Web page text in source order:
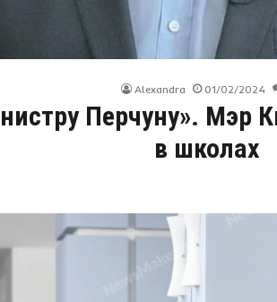
Alexandra 01/02/2024
Перчуну». Мэр
в школах